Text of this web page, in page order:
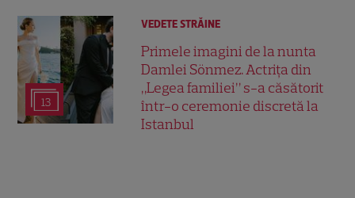
13
VEDETE STRĂINE
Primele imagini de la nunta
Damlei Sönmez. Actrița din
„Legea familiei” s-a căsătorit
într-o ceremonie discretă la
Istanbul